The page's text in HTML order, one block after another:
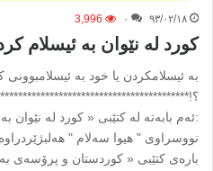
۹۳/۰۲/۱۸ ۰ 3,996
کورد له‌ نێوان به‌ ئیسلام
به‌ ئیسلامکردن یا خود به‌ ئیسلامبوونی
:ئه‌م بابه‌ته‌ له‌ کتێبی « کورد له‌ نێوان
نووسراوی " هیوا سه‌لام "
باره‌ی کتێبی « کوردستان و پرۆسه‌ی